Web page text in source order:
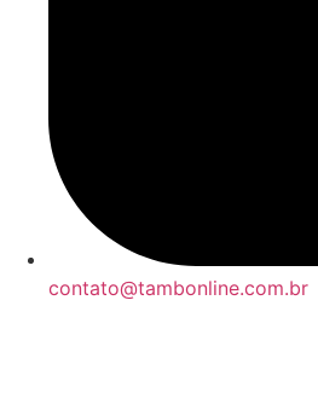
contato@tambonline.com.br